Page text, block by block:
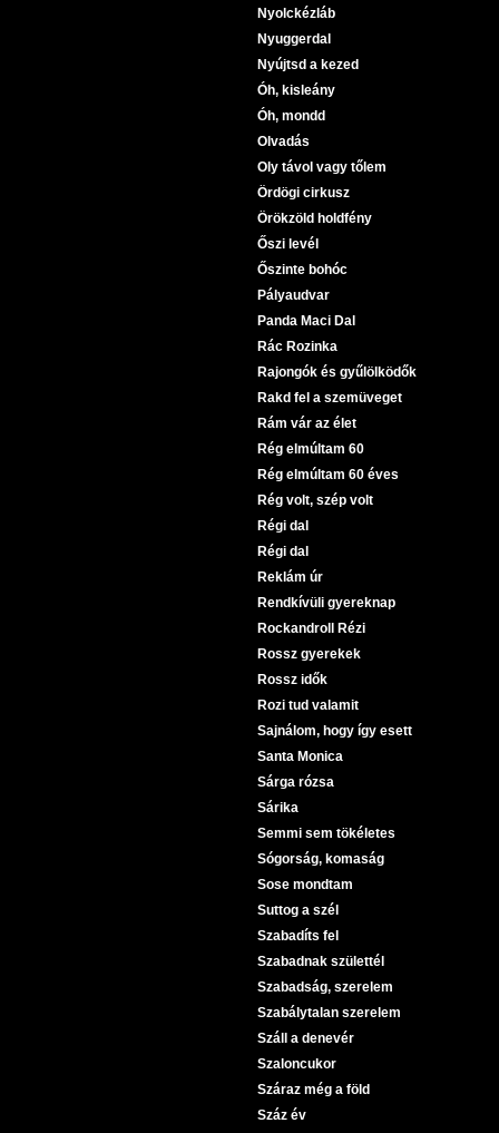
Nyolckézláb
Nyuggerdal
Nyújtsd a kezed
Óh, kisleány
Óh, mondd
Olvadás
Oly távol vagy tőlem
Ördögi cirkusz
Örökzöld holdfény
Őszi levél
Őszinte bohóc
Pályaudvar
Panda Maci Dal
Rác Rozinka
Rajongók és gyűlölködők
Rakd fel a szemüveget
Rám vár az élet
Rég elmúltam 60
Rég elmúltam 60 éves
Rég volt, szép volt
Régi dal
Régi dal
Reklám úr
Rendkívüli gyereknap
Rockandroll Rézi
Rossz gyerekek
Rossz idők
Rozi tud valamit
Sajnálom, hogy így esett
Santa Monica
Sárga rózsa
Sárika
Semmi sem tökéletes
Sógorság, komaság
Sose mondtam
Suttog a szél
Szabadíts fel
Szabadnak születtél
Szabadság, szerelem
Szabálytalan szerelem
Száll a denevér
Szaloncukor
Száraz még a föld
Száz év